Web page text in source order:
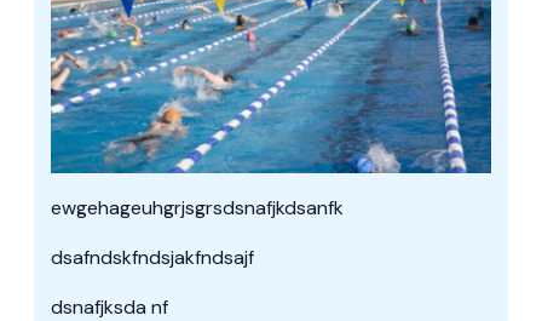
ewgehageuhgrjsgrsdsnafjkdsanfk
dsafndskfndsjakfndsajf
dsnafjksda nf